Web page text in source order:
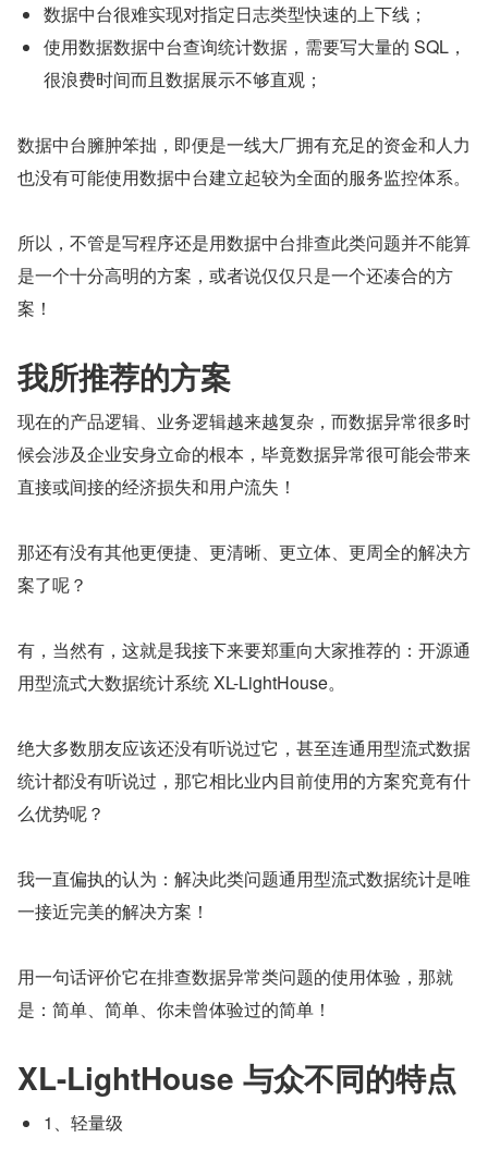
数据中台很难实现对指定日志类型快速的上下线；
使用数据数据中台查询统计数据，需要写大量的 SQL，
很浪费时间而且数据展示不够直观；
数据中台臃肿笨拙，即便是一线大厂拥有充足的资金和人力
也没有可能使用数据中台建立起较为全面的服务监控体系。
所以，不管是写程序还是用数据中台排查此类问题并不能算
是一个十分高明的方案，或者说仅仅只是一个还凑合的方
案！
我所推荐的方案
现在的产品逻辑、业务逻辑越来越复杂，而数据异常很多时
候会涉及企业安身立命的根本，毕竟数据异常很可能会带来
直接或间接的经济损失和用户流失！
那还有没有其他更便捷、更清晰、更立体、更周全的解决方
案了呢？
有，当然有，这就是我接下来要郑重向大家推荐的：开源通
用型流式大数据统计系统 XL-LightHouse。
绝大多数朋友应该还没有听说过它，甚至连通用型流式数据
统计都没有听说过，那它相比业内目前使用的方案究竟有什
么优势呢？
我一直偏执的认为：解决此类问题通用型流式数据统计是唯
一接近完美的解决方案！
用一句话评价它在排查数据异常类问题的使用体验，那就
是：简单、简单、你未曾体验过的简单！
XL-LightHouse 与众不同的特点
1、轻量级